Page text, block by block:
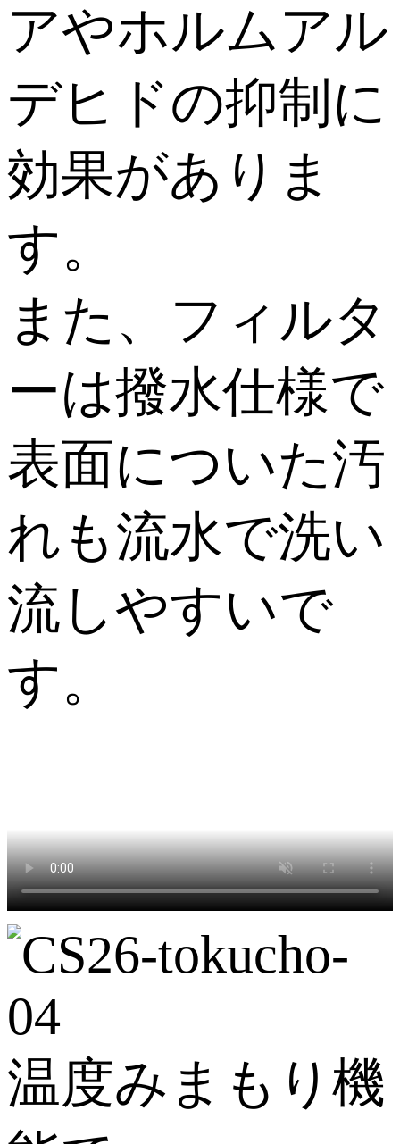
アやホルムアル
デヒドの抑制に
効果がありま
す。
また、フィルタ
ーは撥水仕様で
表面についた汚
れも流水で洗い
流しやすいで
す。
温度みまもり機